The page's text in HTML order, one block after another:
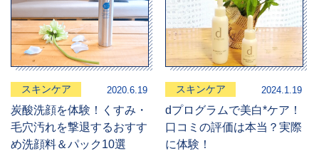
スキンケア 2020.6.19
炭酸洗顔を体験！くすみ・
毛穴汚れを撃退するおすす
め洗顔料＆パック10選
スキンケア 2024.1.19
dプログラムで美白*ケア！
口コミの評価は本当？実際
に体験！